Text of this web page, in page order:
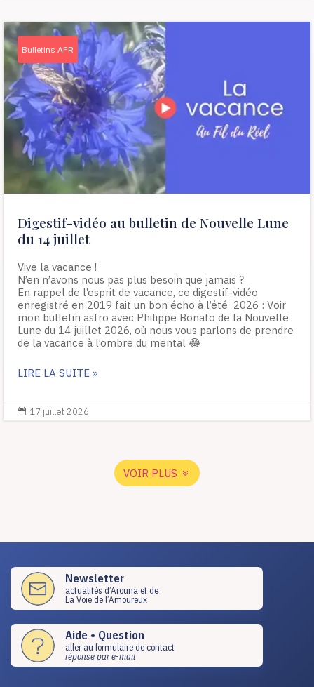
Bulletins AFR
Digestif-vidéo au bulletin de Nouvelle Lune
du 14 juillet
Vive la vacance !
N’en n’avons nous pas plus besoin que jamais ?
En rappel de l’esprit de vacance, ce digestif-vidéo
enregistré en 2019 fait un bon écho à l’été 2026 : Voir
mon bulletin astro avec Philippe Bonato de la Nouvelle
Lune du 14 juillet 2026, où nous vous parlons de prendre
de la vacance à l’ombre du mental 😂
LIRE LA SUITE »
 17 juillet 2026
VOIR PLUS
Newsletter
actualités d’Arouna et de
La Voie de l’Amoureux
Aide • Question
aller au formulaire de contact
réponse par e-mail